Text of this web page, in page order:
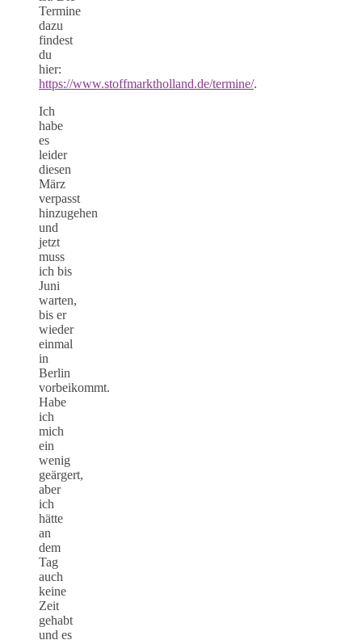
Termine
dazu
findest
du
hier:
https://www.stoffmarktholland.de/termine/.
Ich
habe
es
leider
diesen
März
verpasst
hinzugehen
und
jetzt
muss
ich bis
Juni
warten,
bis er
wieder
einmal
in
Berlin
vorbeikommt.
Habe
ich
mich
ein
wenig
geärgert,
aber
ich
hätte
an
dem
Tag
auch
keine
Zeit
gehabt
und es